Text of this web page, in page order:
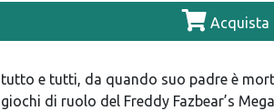
Acquista
e tutti, da quando suo padre è
di ruolo del Freddy Fazbear’s